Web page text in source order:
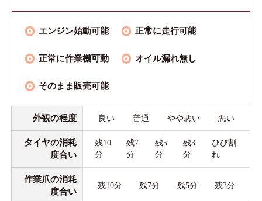
エンジン始動可能 正常に走行可能
正常に作業機可動 オイル漏れ無し
そのまま販売可能
外観の程度 良い 普通 やや悪い 悪い
タイヤの消耗
度合い
残10
分
残7
分
残5
分
残3
分
ひび割
れ
作業爪の消耗
度合い
残10分 残7分 残5分 残3分